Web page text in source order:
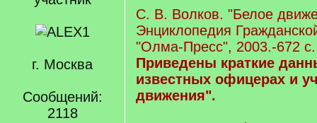
г. Москва
Сообщений:
2118
С. В. Волков. "Белое
Энциклопедия
"Олма-Пресс", 2003.-672 с.
Приведены краткие
известных офицерах и
движения".